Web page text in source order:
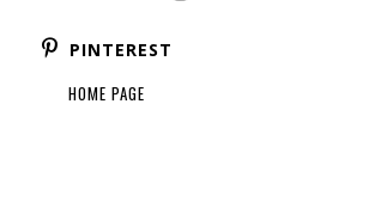
PINTEREST
HOME PAGE